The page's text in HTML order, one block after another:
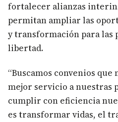
fortalecer alianzas
permitan ampliar las
y transformación para las
libertad.
“Buscamos convenios
mejor servicio a nuestras
cumplir con eficiencia
es transformar vidas, el